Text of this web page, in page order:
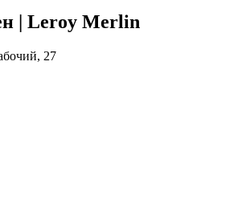
| Leroy Merlin
27